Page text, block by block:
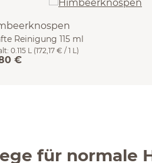
Reinigung 115 ml
0.115 L (172,17 € / 1 L)
€
für normale